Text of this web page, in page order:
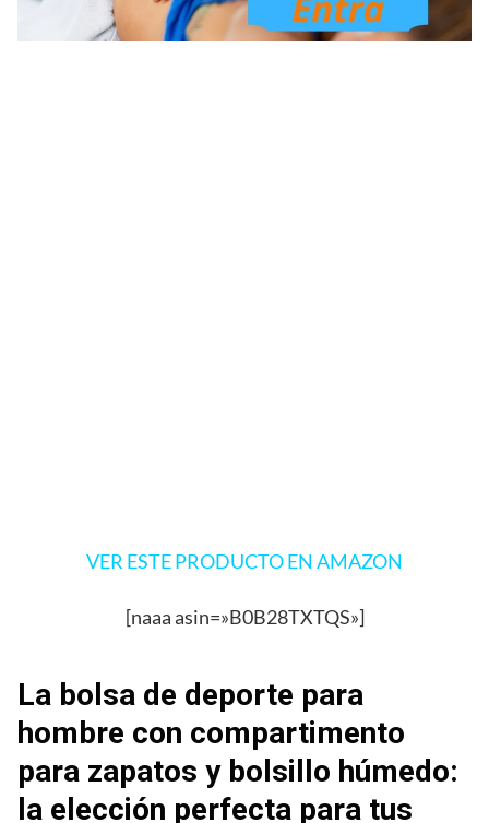
VER ESTE PRODUCTO EN AMAZON
[naaa asin=»B0B28TXTQS»]
La bolsa de deporte para
hombre con compartimento
para zapatos y bolsillo húmedo:
la elección perfecta para tus